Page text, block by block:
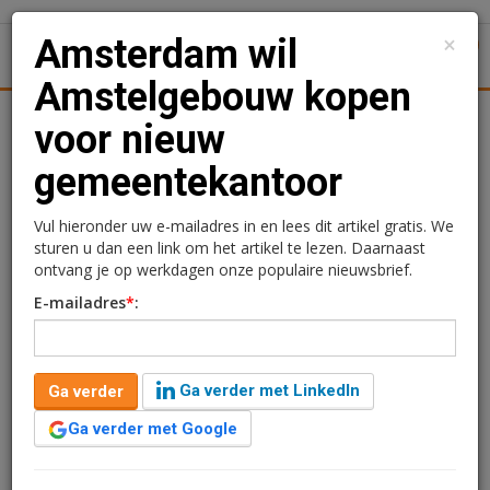
Uitgelicht Achtergronden Woningmarkt
Amsterdam wil
Amstelgebouw kopen
voor nieuw
gemeentekantoor
Redactie
12 mei 2026 om 13:13
3 maanden geleden aangepast
3 minuten leestijd
De gemeente Amsterdam wil het Amstelgebouw
×
Amsterdam wil
Amstelgebouw kopen
voor nieuw
gemeentekantoor
Vul hieronder uw e-mailadres in en lees dit artikel gratis. We
sturen u dan een link om het artikel te lezen. Daarnaast
ontvang je op werkdagen onze populaire nieuwsbrief.
E-mailadres*:
Ga verder
Ga verder met LinkedIn
Ga verder met Google